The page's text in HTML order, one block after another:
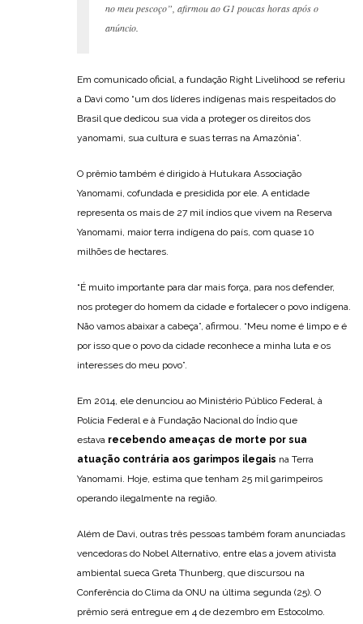
no meu pescoço”, afirmou ao G1 poucas horas após o
anúncio.
Em comunicado oficial, a fundação Right Livelihood se referiu
a Davi como “um dos líderes indígenas mais respeitados do
Brasil que dedicou sua vida a proteger os direitos dos
yanomami, sua cultura e suas terras na Amazônia”.
O prêmio também é dirigido à Hutukara Associação
Yanomami, cofundada e presidida por ele. A entidade
representa os mais de 27 mil índios que vivem na Reserva
Yanomami, maior terra indígena do país, com quase 10
milhões de hectares.
“É muito importante para dar mais força, para nos defender,
nos proteger do homem da cidade e fortalecer o povo indígena.
Não vamos abaixar a cabeça”, afirmou. “Meu nome é limpo e é
por isso que o povo da cidade reconhece a minha luta e os
interesses do meu povo”.
Em 2014, ele denunciou ao Ministério Público Federal, à
Polícia Federal e à Fundação Nacional do Índio que
estava recebendo ameaças de morte por sua
atuação contrária aos garimpos ilegais na Terra
Yanomami. Hoje, estima que tenham 25 mil garimpeiros
operando ilegalmente na região.
Além de Davi, outras três pessoas também foram anunciadas
vencedoras do Nobel Alternativo, entre elas a jovem ativista
ambiental sueca Greta Thunberg, que discursou na
Conferência do Clima da ONU na última segunda (25). O
prêmio será entregue em 4 de dezembro em Estocolmo.